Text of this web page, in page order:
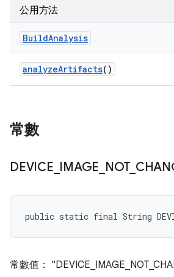
公用方法
BuildAnalysis
analyzeArtifacts()
常數
DEVICE IMAGE NOT_
public static final String
常數值：